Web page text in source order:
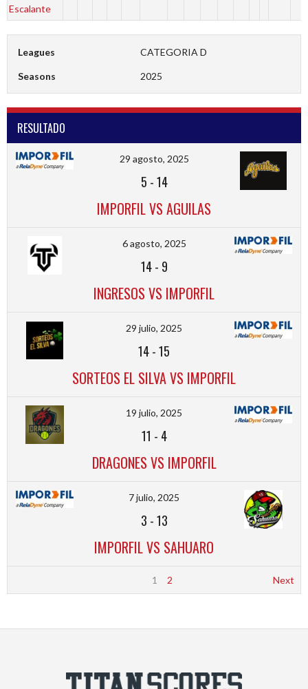
Escalante
Leagues CATEGORIA D
Seasons 2025
RESULTADO
29 agosto, 2025
5 -14
IMPORFIL VS AGUILAS
6 agosto, 2025
14- 9
INGRESOS VS IMPORFIL
29 julio, 2025
14-15
SORTEOS EL SILVA VS IMPORFIL
19 julio, 2025
11 - 4
DRAGONES VS IMPORFIL
7 julio, 2025
3 -13
IMPORFIL VS SAHUARO
1 2 Next